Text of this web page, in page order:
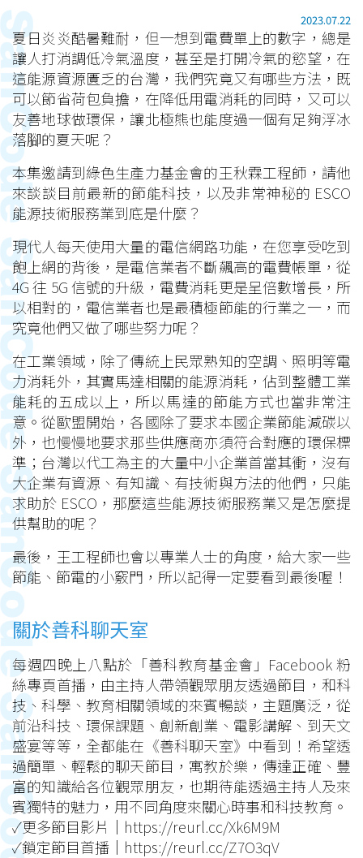
2023.07.22
夏日炎炎酷暑難耐，但一想到電費單上的數字，總是
讓人打消調低冷氣溫度，甚至是打開冷氣的慾望，在
這能源資源匱乏的台灣，我們究竟又有哪些方法，既
可以節省荷包負擔，在降低用電消耗的同時，又可以
友善地球做環保，讓北極熊也能度過一個有足夠浮冰
落腳的夏天呢？
本集邀請到綠色生產力基金會的王秋霖工程師，請他
來談談目前最新的節能科技，以及非常神秘的 ESCO
能源技術服務業到底是什麼？
現代人每天使用大量的電信網路功能，在您享受吃到
飽上網的背後，是電信業者不斷飆高的電費帳單，從
4G 往 5G 信號的升級，電費消耗更是呈倍數增長，所
以相對的，電信業者也是最積極節能的行業之一，而
究竟他們又做了哪些努力呢？
在工業領域，除了傳統上民眾熟知的空調、照明等電
力消耗外，其實馬達相關的能源消耗，佔到整體工業
能耗的五成以上，所以馬達的節能方式也當非常注
意。從歐盟開始，各國除了要求本國企業節能減碳以
外，也慢慢地要求那些供應商亦須符合對應的環保標
準；台灣以代工為主的大量中小企業首當其衝，沒有
大企業有資源、有知識、有技術與方法的他們，只能
求助於 ESCO，那麼這些能源技術服務業又是怎麼提
供幫助的呢？
最後，王工程師也會以專業人士的角度，給大家一些
節能、節電的小竅門，所以記得一定要看到最後喔！
關於善科聊天室
每週四晚上八點於「善科教育基金會」Facebook 粉
絲專頁首播，由主持人帶領觀眾朋友透過節目，和科
技、科學、教育相關領域的來賓暢談，主題廣泛，從
前沿科技、環保課題、創新創業、電影講解、到天文
盛宴等等，全都能在《善科聊天室》中看到！希望透
過簡單、輕鬆的聊天節目，寓教於樂，傳達正確、豐
富的知識給各位觀眾朋友，也期待能透過主持人及來
賓獨特的魅力，用不同角度來關心時事和科技教育。
✓更多節目影片｜ https://reurl.cc/Xk6M9M
✓鎖定節目首播｜ https://reurl.cc/Z7O3qV